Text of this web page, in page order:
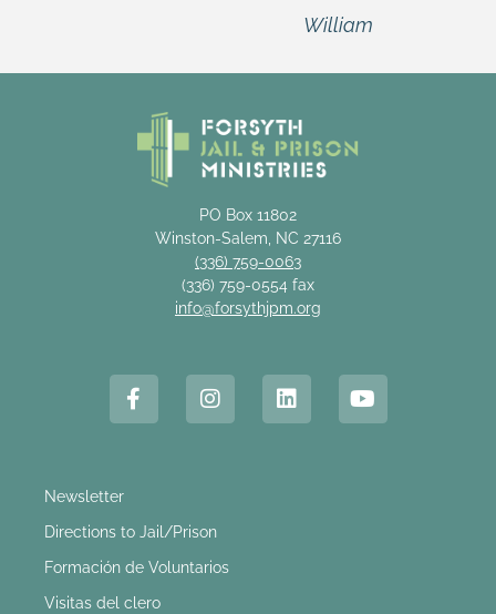
PO Box 11802
Winston-Salem, NC 27116
(336) 759-0063
(336) 759-0554 fax
info@forsythjpm.org
Newsletter
Directions to Jail/Prison
Formación de Voluntarios
Visitas del clero